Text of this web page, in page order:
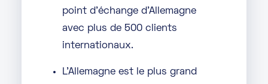
point d’échange d’Allemagne
avec plus de 500 clients
internationaux.
L’Allemagne est le plus grand